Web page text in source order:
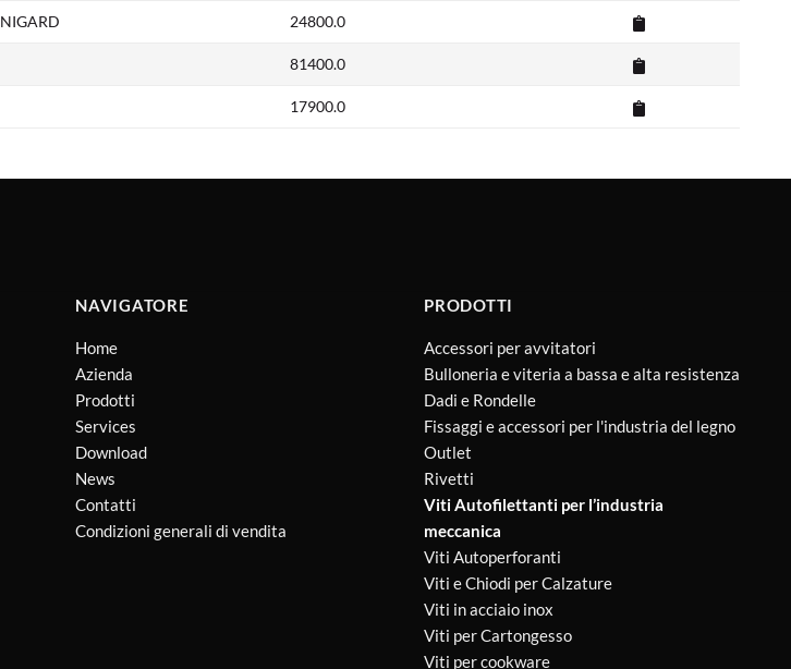
24800.0
81400.0
17900.0
NAVIGATORE
Home
Azienda
Prodotti
Services
Download
News
Contatti
Condizioni generali di vendita
PRODOTTI
Accessori per avvitatori
Bulloneria e viteria a bassa e alta resistenza
Dadi e Rondelle
Fissaggi e accessori per l'industria del legno
Outlet
Rivetti
Viti Autofilettanti per l’industria
meccanica
Viti Autoperforanti
Viti e Chiodi per Calzature
Viti in acciaio inox
Viti per Cartongesso
Viti per cookware